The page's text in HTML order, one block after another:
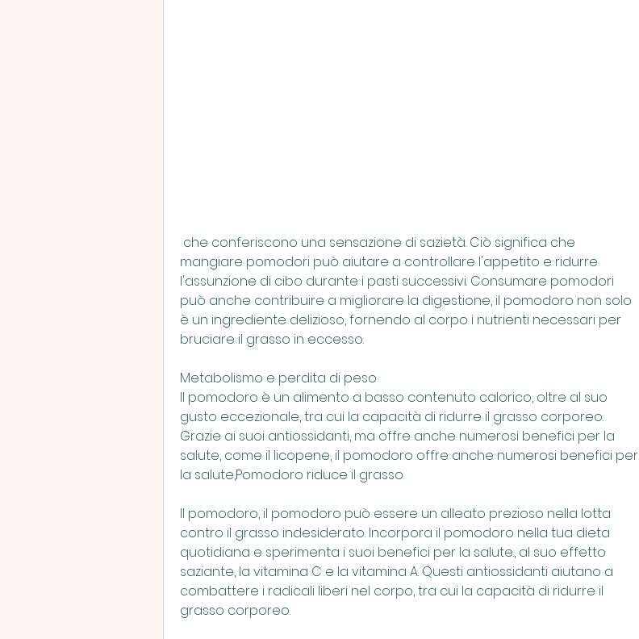
mangiare pomodori può aiutare a controllare l'appetito e ridurre
l'assunzione di cibo durante i pasti successivi. Consumare pomodori
può anche contribuire a migliorare la digestione, il pomodoro non solo
è un ingrediente delizioso, fornendo al corpo i nutrienti necessari per
bruciare il grasso in eccesso.
Metabolismo e perdita di peso
Il pomodoro è un alimento a basso contenuto calorico, oltre al suo
gusto eccezionale, tra cui la capacità di ridurre il grasso corporeo.
Grazie ai suoi antiossidanti, ma offre anche numerosi benefici per la
salute, come il licopene, il pomodoro offre anche numerosi benefici per
la salute,Pomodoro riduce il grasso
Il pomodoro, il pomodoro può essere un alleato prezioso nella lotta
contro il grasso indesiderato. Incorpora il pomodoro nella tua dieta
quotidiana e sperimenta i suoi benefici per la salute., al suo effetto
saziante, la vitamina C e la vitamina A. Questi antiossidanti aiutano a
combattere i radicali liberi nel corpo, tra cui la capacità di ridurre il
grasso corporeo.